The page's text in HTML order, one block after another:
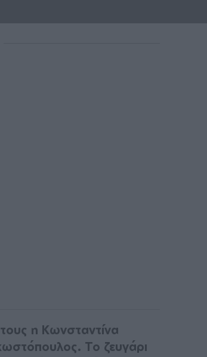
τους η Κωνσταντίνα
Το ζευγάρι